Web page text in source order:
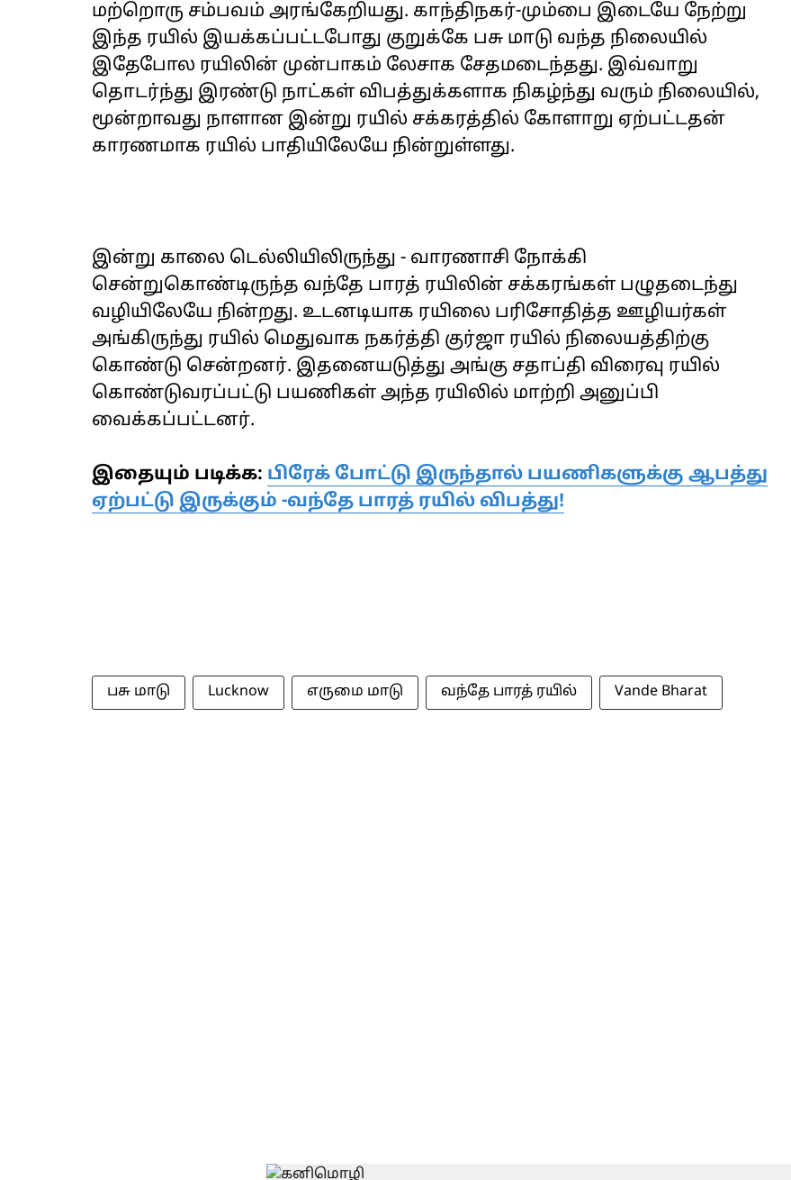
மற்றொரு சம்பவம் அரங்கேறியது. காந்திநகர்-மும்பை இடையே நேற்று
இந்த ரயில் இயக்கப்பட்டபோது குறுக்கே பசு மாடு வந்த நிலையில்
இதேபோல ரயிலின் முன்பாகம் லேசாக சேதமடைந்தது. இவ்வாறு
தொடர்ந்து இரண்டு நாட்கள் விபத்துக்களாக நிகழ்ந்து வரும் நிலையில்,
மூன்றாவது நாளான இன்று ரயில் சக்கரத்தில் கோளாறு ஏற்பட்டதன்
காரணமாக ரயில் பாதியிலேயே நின்றுள்ளது.
இன்று காலை டெல்லியிலிருந்து - வாரணாசி நோக்கி
சென்றுகொண்டிருந்த வந்தே பாரத் ரயிலின் சக்கரங்கள் பழுதடைந்து
வழியிலேயே நின்றது. உடனடியாக ரயிலை பரிசோதித்த ஊழியர்கள்
அங்கிருந்து ரயில் மெதுவாக நகர்த்தி குர்ஜா ரயில் நிலையத்திற்கு
கொண்டு சென்றனர். இதனையடுத்து அங்கு சதாப்தி விரைவு ரயில்
கொண்டுவரப்பட்டு பயணிகள் அந்த ரயிலில் மாற்றி அனுப்பி
வைக்கப்பட்டனர்.
இதையும் படிக்க: பிரேக் போட்டு இருந்தால் பயணிகளுக்கு ஆபத்து
ஏற்பட்டு இருக்கும் -வந்தே பாரத் ரயில் விபத்து!
பசு மாடு Lucknow எருமை மாடு வந்தே பாரத் ரயில் Vande Bharat